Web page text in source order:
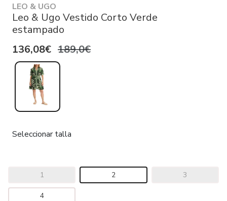
LEO & UGO
Leo & Ugo Vestido Corto Verde
estampado
136,08€ 189,0€
Seleccionar talla
1 2 3
4